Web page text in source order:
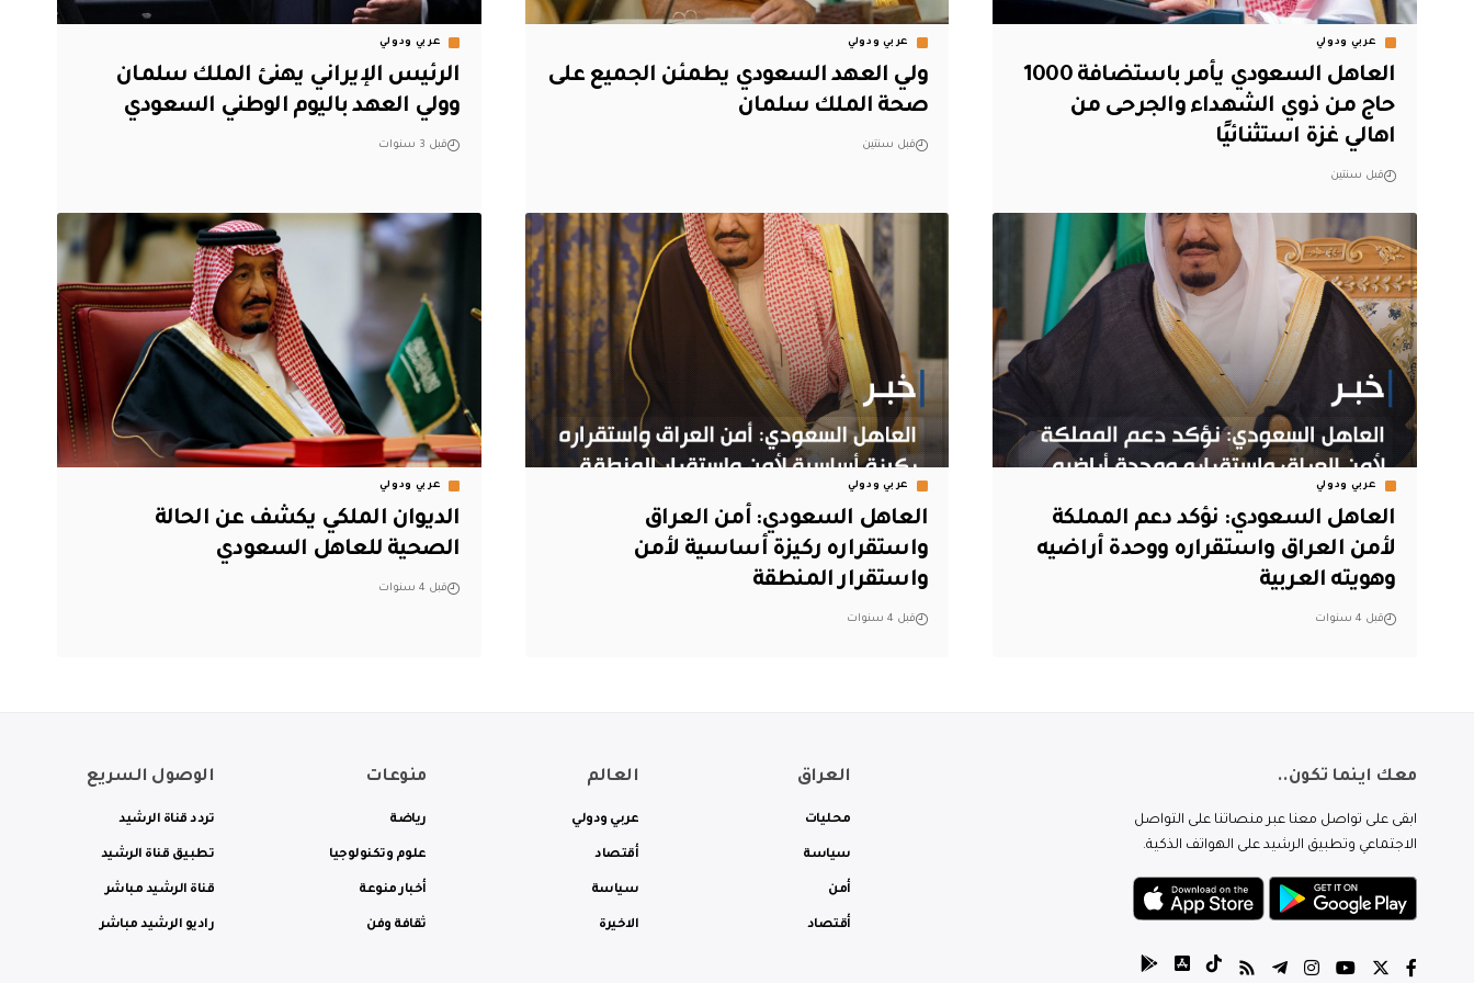
عربي ودولي
العاهل السعودي يأمر باستضافة 1000
حاج من ذوي الشهداء والجرحى من
اهالي غزة استثنائيًا
قبل سنتين
عربي ودولي
ولي العهد السعودي يطمئن الجميع على
صحة الملك سلمان
قبل سنتين
عربي ودولي
الرئيس الإيراني يهنئ الملك سلمان
وولي العهد باليوم الوطني السعودي
قبل 3 سنوات
عربي ودولي
العاهل السعودي: نؤكد دعم المملكة
لأمن العراق واستقراره ووحدة أراضيه
وهويته العربية
قبل 4 سنوات
عربي ودولي
العاهل السعودي: أمن العراق
واستقراره ركيزة أساسية لأمن
واستقرار المنطقة
قبل 4 سنوات
عربي ودولي
الديوان الملكي يكشف عن الحالة
الصحية للعاهل السعودي
قبل 4 سنوات
معك اينما تكون..
ابقى على تواصل معنا عبر منصاتنا على التواصل
الاجتماعي وتطبيق الرشيد على الهواتف الذكية.
العراق
محليات
سياسة
أمن
أقتصاد
العالم
عربي ودولي
أقتصاد
سياسة
الاخيرة
منوعات
رياضة
علوم وتكنولوجيا
أخبار منوعة
ثقافة وفن
الوصول السريع
تردد قناة الرشيد
تطبيق قناة الرشيد
قناة الرشيد مباشر
راديو الرشيد مباشر